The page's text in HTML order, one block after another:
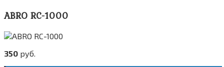
ABRO RC-1000
350 руб.